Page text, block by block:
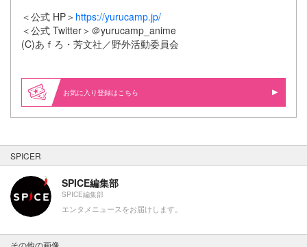
＜公式 HP＞ https://yurucamp.jp/
＜公式 Twitter＞＠yurucamp_anime
(C)あｆろ・芳文社／野外活動委員会
お気に入り登録はこちら
SPICER
SPICE編集部
SPICE編集部
エンタメニュースをお届けします。
その他の画像